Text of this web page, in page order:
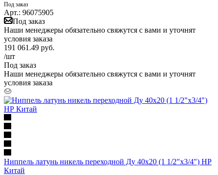
Под заказ
Арт.: 96075905
Под заказ
Наши менеджеры обязательно свяжутся с вами и уточнят
условия заказа
191 061.49 руб.
/шт
Под заказ
Наши менеджеры обязательно свяжутся с вами и уточнят
условия заказа
Ниппель латунь никель переходной Ду 40х20 (1 1/2"х3/4") НР
Китай